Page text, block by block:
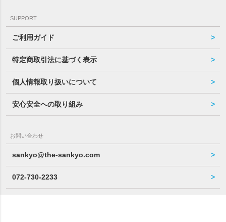
SUPPORT
ご利用ガイド
特定商取引法に基づく表示
個人情報取り扱いについて
安心安全への取り組み
お問い合わせ
sankyo@the-sankyo.com
072-730-2233